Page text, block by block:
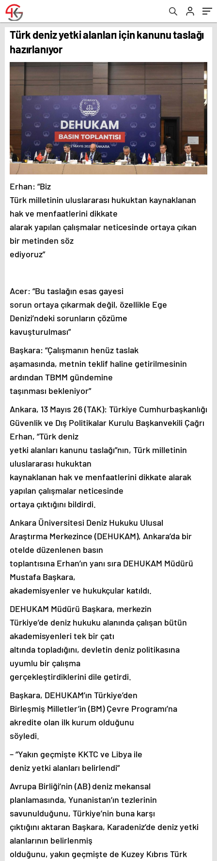
Türk deniz yetki alanları için kanunu taslağı
hazırlanıyor
Erhan: “Biz
Türk milletinin uluslararası hukuktan kaynaklanan
hak ve menfaatlerini dikkate
alarak yapılan çalışmalar neticesinde ortaya çıkan
bir metinden söz
ediyoruz”
Acer: “Bu taslağın esas gayesi
sorun ortaya çıkarmak değil, özellikle Ege
Denizi’ndeki sorunların çözüme
kavuşturulması”
Başkara: “Çalışmanın henüz taslak
aşamasında, metnin teklif haline getirilmesinin
ardından TBMM gündemine
taşınması bekleniyor”
Ankara, 13 Mayıs 26 (TAK): Türkiye Cumhurbaşkanlığı
Güvenlik ve Dış Politikalar Kurulu Başkanvekili Çağrı
Erhan, “Türk deniz
yetki alanları kanunu taslağı”nın, Türk milletinin
uluslararası hukuktan
kaynaklanan hak ve menfaatlerini dikkate alarak
yapılan çalışmalar neticesinde
ortaya çıktığını bildirdi.
Ankara Üniversitesi Deniz Hukuku Ulusal
Araştırma Merkezince (DEHUKAM), Ankara’da bir
otelde düzenlenen basın
toplantısına Erhan’ın yanı sıra DEHUKAM Müdürü
Mustafa Başkara,
akademisyenler ve hukukçular katıldı.
DEHUKAM Müdürü Başkara, merkezin
Türkiye’de deniz hukuku alanında çalışan bütün
akademisyenleri tek bir çatı
altında topladığını, devletin deniz politikasına
uyumlu bir çalışma
gerçekleştirdiklerini dile getirdi.
Başkara, DEHUKAM’ın Türkiye’den
Birleşmiş Milletler’in (BM) Çevre Programı’na
akredite olan ilk kurum olduğunu
söyledi.
– “Yakın geçmişte KKTC ve Libya ile
deniz yetki alanları belirlendi”
Avrupa Birliği’nin (AB) deniz mekansal
planlamasında, Yunanistan’ın tezlerinin
savunulduğunu, Türkiye’nin buna karşı
çıktığını aktaran Başkara, Karadeniz’de deniz yetki
alanlarının belirlenmiş
olduğunu, yakın geçmişte de Kuzey Kıbrıs Türk